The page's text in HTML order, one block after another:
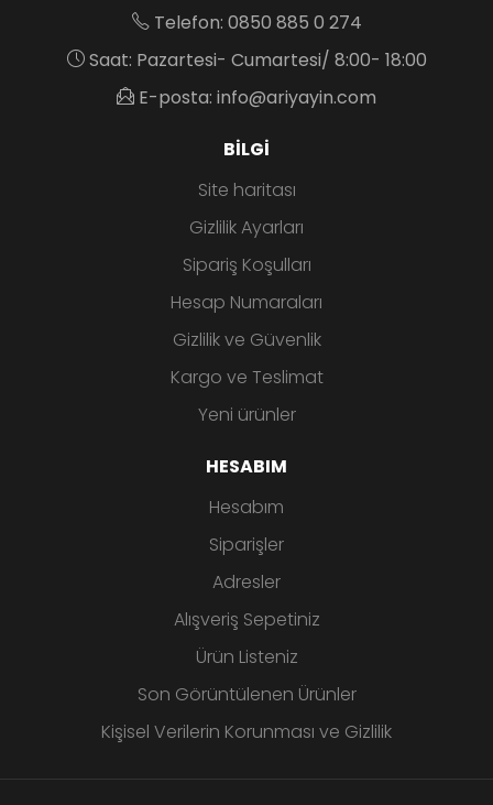
Telefon: 0850 885 0 274
Saat: Pazartesi- Cumartesi/ 8:00- 18:00
E-posta: info@ariyayin.com
BILGI
Site haritası
Gizlilik Ayarları
Sipariş Koşulları
Hesap Numaraları
Gizlilik ve Güvenlik
Kargo ve Teslimat
Yeni ürünler
HESABIM
Hesabım
Siparişler
Adresler
Alışveriş Sepetiniz
Ürün Listeniz
Son Görüntülenen Ürünler
Kişisel Verilerin Korunması ve Gizlilik